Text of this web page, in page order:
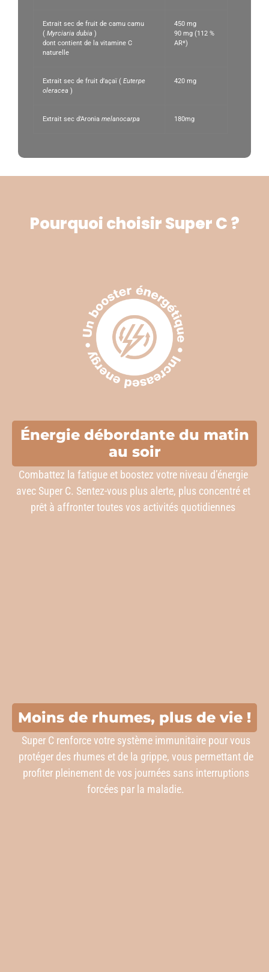
Extrait sec de fruit de camu camu
( Myrciaria dubia )
dont contient de la vitamine C
naturelle
450 mg
90 mg (112 %
AR*)
Extrait sec de fruit d’açaï ( Euterpe
oleracea )
420 mg
Extrait sec d’Aronia melanocarpa 180mg
Pourquoi choisir Super C ?
Énergie débordante du matin
au soir
Combattez la fatigue et boostez votre niveau d’énergie
avec Super C. Sentez-vous plus alerte, plus concentré et
prêt à affronter toutes vos activités quotidiennes
Moins de rhumes, plus de vie !
Super C renforce votre système immunitaire pour vous
protéger des rhumes et de la grippe, vous permettant de
profiter pleinement de vos journées sans interruptions
forcées par la maladie.